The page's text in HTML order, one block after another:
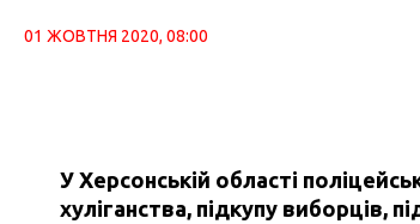
01 ЖОВТНЯ 2020, 08:00
У Херсонській області
хуліганства, підкупу виборців,